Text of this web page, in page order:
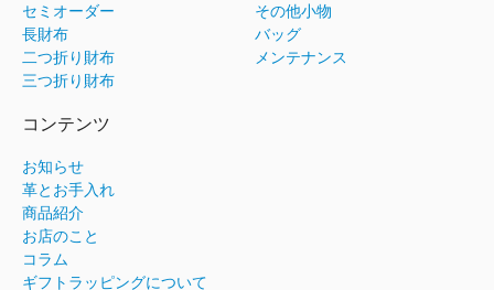
セミオーダー
長財布
二つ折り財布
三つ折り財布
その他小物
バッグ
メンテナンス
コンテンツ
お知らせ
革とお手入れ
商品紹介
お店のこと
コラム
ギフトラッピングについて